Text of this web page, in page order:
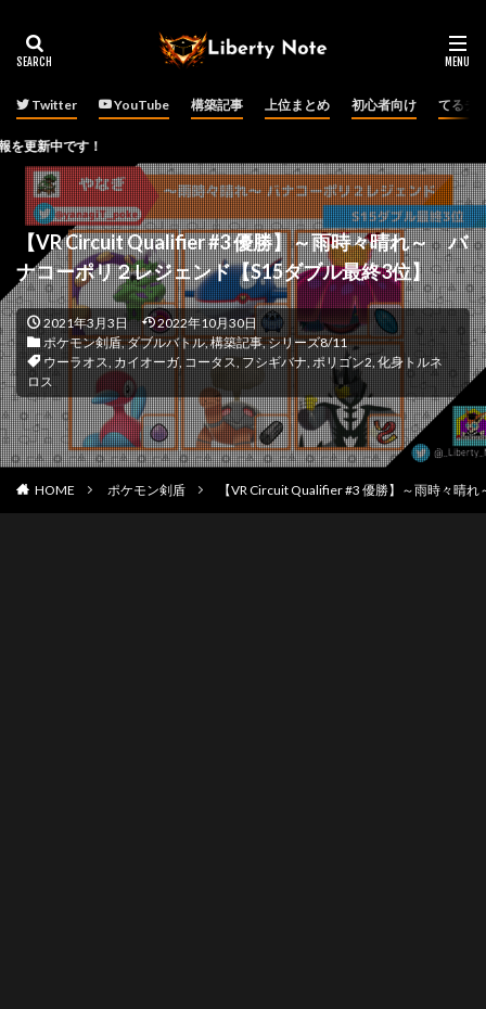
Twitter YouTube 構築記事 上位まとめ 初心者向け てるチ
【VR Circuit Qualifier #3 優勝】～雨時々晴れ～ バ
ナコーポリ２レジェンド【S15ダブル最終3位】
2021年3月3日
2022年10月30日
ポケモン剣盾,ダブルバトル,構築記事,シリーズ8/11
ウーラオス, カイオーガ, コータス,フシギバナ, ポリゴン2, 化身トルネ
ロス
HOME ポケモン剣盾 【VR Circuit Qualifier #3 優勝】～雨時々晴